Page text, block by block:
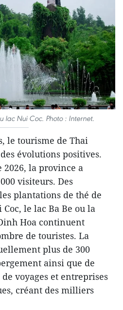
lac Nui Coc. Photo : Internet.
le tourisme de Thai
évolutions positives.
la province a
visiteurs. Des
plantations de thé de
le lac Ba Be ou la
Hoa continuent
de touristes. La
plus de 300
ainsi que de
voyages et entreprises
créant des milliers